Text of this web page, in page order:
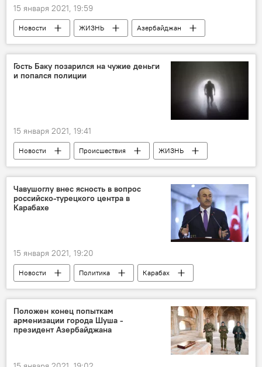
15 января 2021, 19:59
Новости ЖИЗНЬ
Азербайджан
Экзамены
Онлайн Вузы
Гость Баку позарился на чужие деньги
и попался полиции
15 января 2021, 19:41
Новости Происшествия
ЖИЗНЬ
Азербайджан
Воры
Вор
Чавушоглу внес ясность в вопрос
российско-турецкого центра в
Карабахе
15 января 2021, 19:20
Новости Политика
Карабах
Новости мира
Азербайджан
Карабах
Положен конец попыткам
арменизации города Шуша -
президент Азербайджана